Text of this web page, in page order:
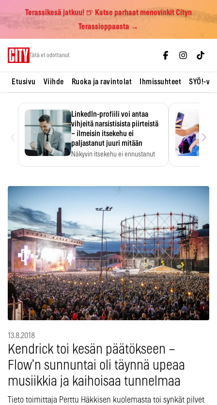
Terassikesä jatkuu! 🍺 Katso parhaat menovinkit Cityn
Terassioppaasta →
Tätä et odottanut
Etusivu Viihde Ruoka ja ravintolat Ihmissuhteet SYÖ!-
LinkedIn-profiili voi antaa
vihjeitä narsistisista piirteistä
– ilmeisin itsekehu ei
paljastanut juuri mitään
Näkyvin itsekehu ei ennustanut
›
13.8.2018
Kendrick toi kesän päätökseen –
Flow’n sunnuntai oli täynnä upeaa
musiikkia ja kaihoisaa tunnelmaa
Tieto toimittaja Perttu Häkkisen kuolemasta toi synkät pilvet